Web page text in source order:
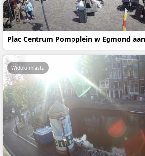
Plac Centrum Pompplein w Egmond
Widoki miasta